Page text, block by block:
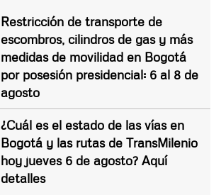
Restricción de transporte de
escombros, cilindros de gas y más
medidas de movilidad en Bogotá
por posesión presidencial: 6 al 8 de
agosto
¿Cuál es el estado de las vías en
Bogotá y las rutas de TransMilenio
hoy jueves 6 de agosto? Aquí
detalles